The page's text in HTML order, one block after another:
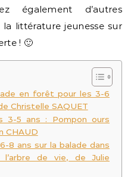
également d’autres
littérature jeunesse sur
! 🙂
en forêt pour les 3-6
Christelle SAQUET
3-5 ans : Pompon ours
CHAUD
8 ans sur la balade dans
de vie, de Julie